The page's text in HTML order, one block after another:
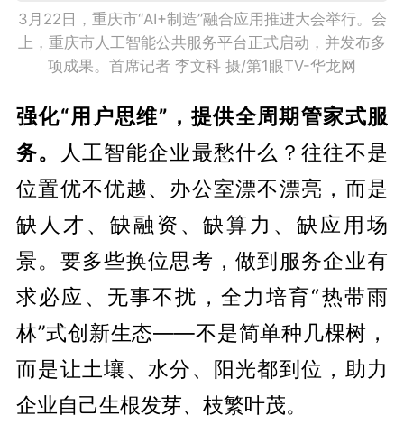
3月22日，重庆市“AI+制造”融合应用推进大会举行。会
上，重庆市人工智能公共服务平台正式启动，并发布多
项成果。首席记者 李文科 摄/第1眼TV-华龙网
强化“用户思维”，提供全周期管家式服
务。
人工智能企业最愁什么？往往不是
位置优不优越、办公室漂不漂亮，而是
缺人才、缺融资、缺算力、缺应用场
景。要多些换位思考，做到服务企业有
求必应、无事不扰，全力培育“热带雨
林”式创新生态——不是简单种几棵树，
而是让土壤、水分、阳光都到位，助力
企业自己生根发芽、枝繁叶茂。